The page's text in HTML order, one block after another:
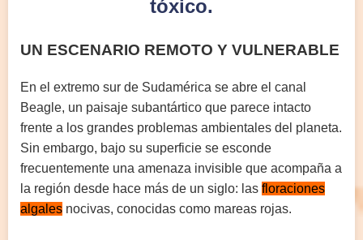
tóxico.
UN ESCENARIO REMOTO Y VULNERABLE
En el extremo sur de Sudamérica se abre el canal
Beagle, un paisaje subantártico que parece intacto
frente a los grandes problemas ambientales del planeta.
Sin embargo, bajo su superficie se esconde
frecuentemente una amenaza invisible que acompaña a
la región desde hace más de un siglo: las floraciones
algales nocivas, conocidas como mareas rojas.